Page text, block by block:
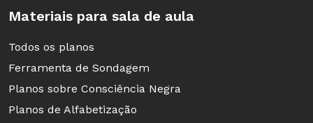
Materiais para sala de aula
Todos os planos
Ferramenta de Sondagem
Planos sobre Consciência Negra
Planos de Alfabetização